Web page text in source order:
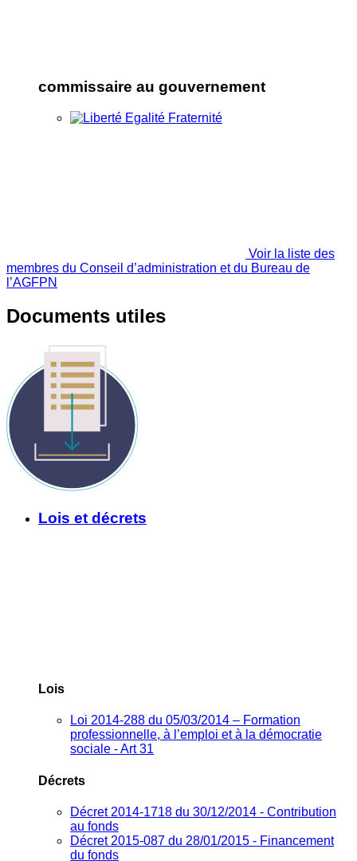
commissaire au gouvernement
Voir la liste des
membres du Conseil d’administration et du Bureau de
l’AGFPN
Documents utiles
Lois et décrets
Lois
Loi 2014-288 du 05/03/2014 – Formation
professionnelle, à l’emploi et à la démocratie
sociale - Art 31
Décrets
Décret 2014-1718 du 30/12/2014 - Contribution
au fonds
Décret 2015-087 du 28/01/2015 - Financement
du fonds